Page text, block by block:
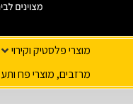
מוצרי פלסטיק וקירוי
מרזבים, מוצרי פח